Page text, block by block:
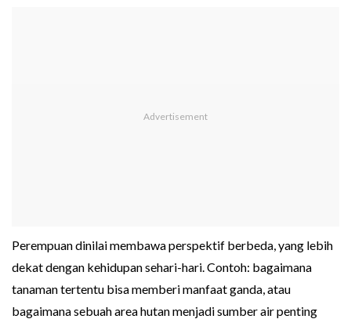
Perempuan dinilai membawa perspektif berbeda, yang lebih
dekat dengan kehidupan sehari-hari. Contoh: bagaimana
tanaman tertentu bisa memberi manfaat ganda, atau
bagaimana sebuah area hutan menjadi sumber air penting